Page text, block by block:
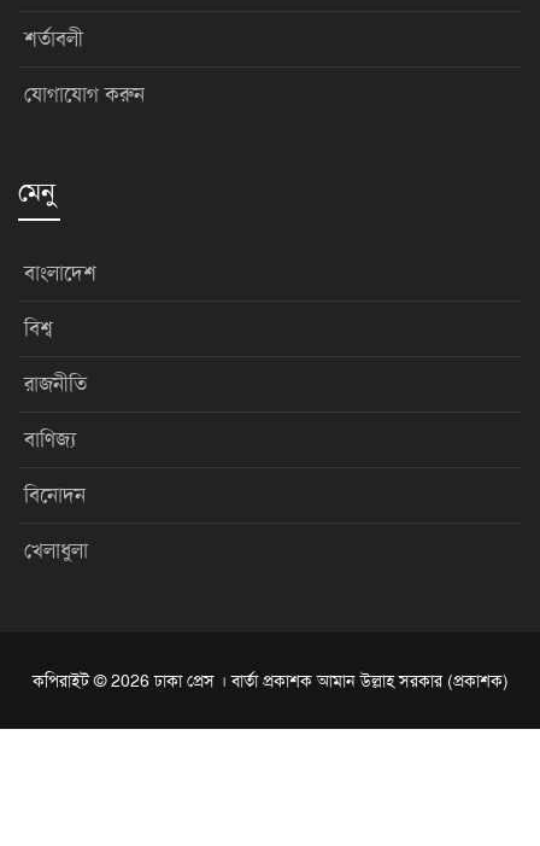
শর্তাবলী
যোগাযোগ করুন
মেনু
বাংলাদেশ
বিশ্ব
রাজনীতি
বাণিজ্য
বিনোদন
খেলাধুলা
কপিরাইট © 2026 ঢাকা প্রেস । বার্তা প্রকাশক আমান উল্লাহ সরকার (প্রকাশক)